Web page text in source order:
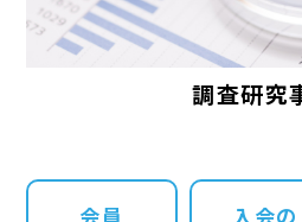
調査研究
会員
入会の